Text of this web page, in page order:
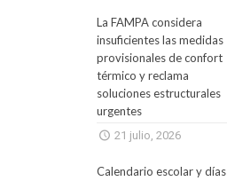
La FAMPA considera
insuficientes las medidas
provisionales de confort
térmico y reclama
soluciones estructurales
urgentes
21 julio, 2026
Calendario escolar y días